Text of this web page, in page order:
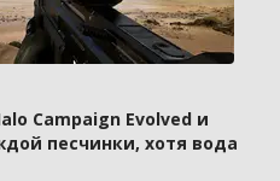
Campaign Evolved и
песчинки, хотя вода